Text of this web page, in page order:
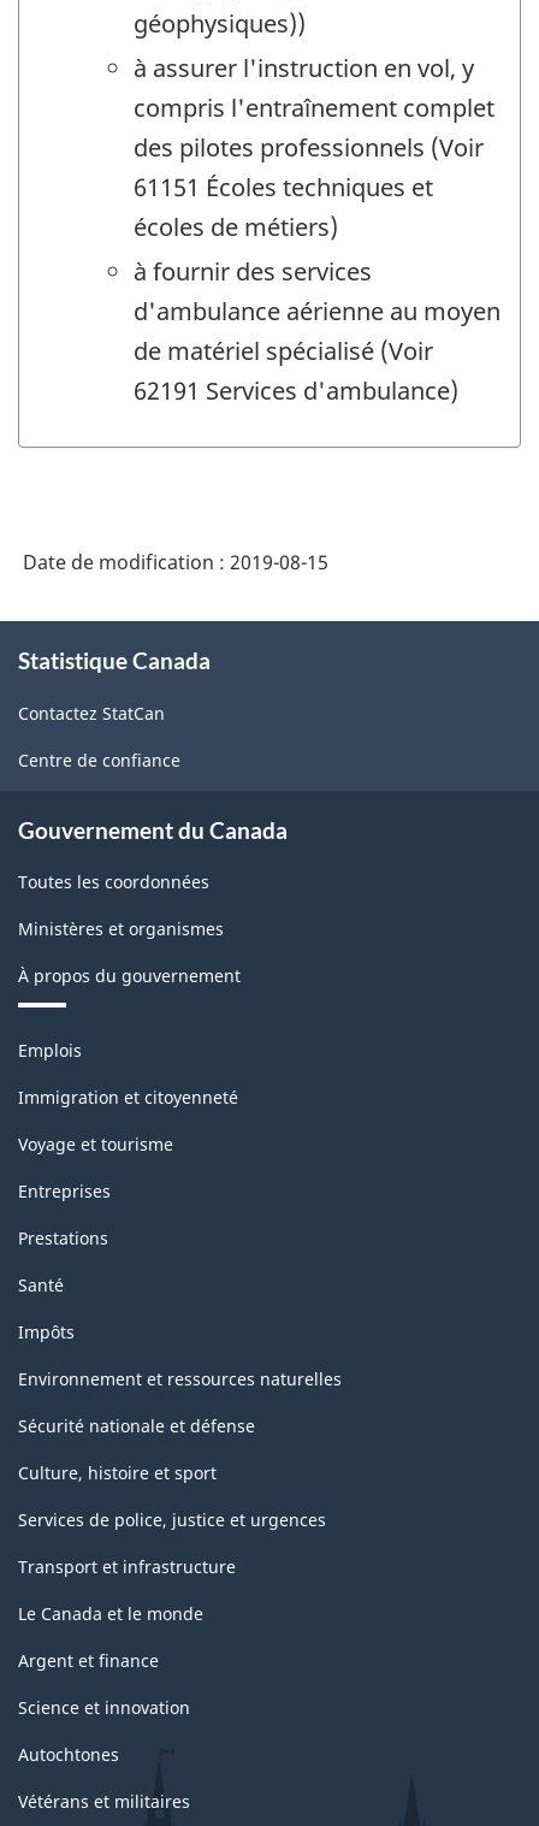
géophysiques))
à assurer l'instruction en vol, y
compris l'entraînement complet
des pilotes professionnels (Voir
61151 Écoles techniques et
écoles de métiers)
à fournir des services
d'ambulance aérienne au moyen
de matériel spécialisé (Voir
62191 Services d'ambulance)
Date de modification : 2019-08-15
propos
ce
site
Statistique Canada
Contactez StatCan
Centre de confiance
Gouvernement du Canada
Toutes les coordonnées
Ministères et organismes
À propos du gouvernement
Thèmes
sujets
Emplois
Immigration et citoyenneté
Voyage et tourisme
Entreprises
Prestations
Santé
Impôts
Environnement et ressources naturelles
Sécurité nationale et défense
Culture, histoire et sport
Services de police, justice et urgences
Transport et infrastructure
Le Canada et le monde
Argent et finance
Science et innovation
Autochtones
Vétérans et militaires